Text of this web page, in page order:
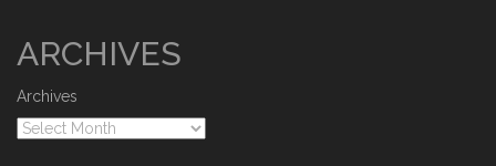
ARCHIVES
Archives